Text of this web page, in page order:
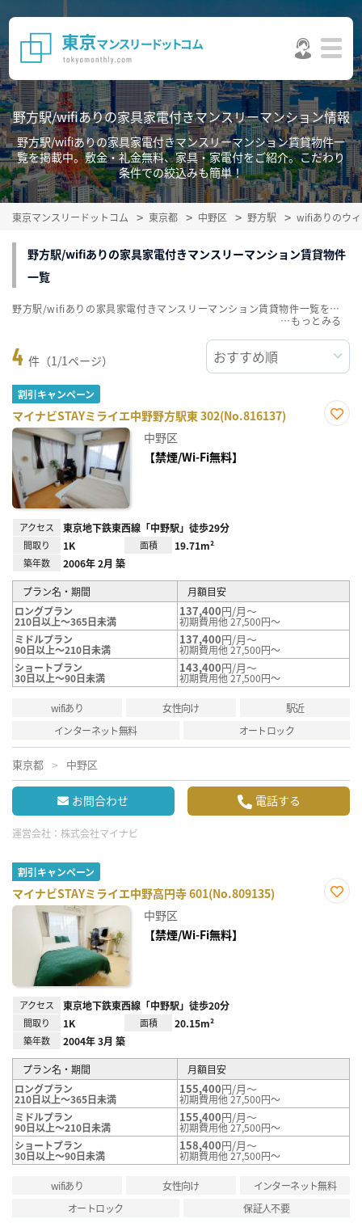
野方駅/wifiありの家具家電付きマンスリーマンション情報
野方駅/wifiありの家具家電付きマンスリーマンション賃貸物件一
覧を掲載中。敷金・礼金無料、家具・家電付をご紹介。こだわり
条件での絞込みも簡単！
東京マンスリードットコム 東京都 中野区 野方駅 wifiありのウ
野方駅/wifiありの家具家電付きマンスリーマンション賃貸物件
一覧
4 件（1/1ページ）
割引キャンペーン
マイナビSTAYミライエ中野野方駅東 302(No.816137)
中野区
【禁煙/Wi-Fi無料】
アクセス 東京地下鉄東西線「中野駅」徒歩29分
間取り 1K 面積 19.71m²
築年数 2006年 2月 築
プラン名・期間
月額目安
ロングプラン
210日以上～365日未満
137,400円/月～
初期費用他 27,500円～
ミドルプラン
90日以上～210日未満
137,400円/月～
初期費用他 27,500円～
ショートプラン
30日以上～90日未満
143,400円/月～
初期費用他 27,500円～
wifiあり 女性向け
駅近
インターネット無料
オートロック
東京都 中野区
お問合わせ 電話する
運営会社： 株式会社マイナビ
割引キャンペーン
マイナビSTAYミライエ中野高円寺 601(No.809135)
中野区
【禁煙/Wi-Fi無料】
アクセス 東京地下鉄東西線「中野駅」徒歩20分
間取り 1K 面積 20.15m²
築年数 2004年 3月 築
プラン名・期間
月額目安
ロングプラン
210日以上～365日未満
155,400円/月～
初期費用他 27,500円～
ミドルプラン
90日以上～210日未満
155,400円/月～
初期費用他 27,500円～
ショートプラン
30日以上～90日未満
158,400円/月～
初期費用他 27,500円～
wifiあり 女性向け
インターネット無料
オートロック
保証人不要
野方駅/wifiありの家具家電付きマンスリーマンション賃貸物件一覧を掲載中。敷金・礼金無料、家具・家電付をご紹介。こだわり条件での絞込みも簡単！
…